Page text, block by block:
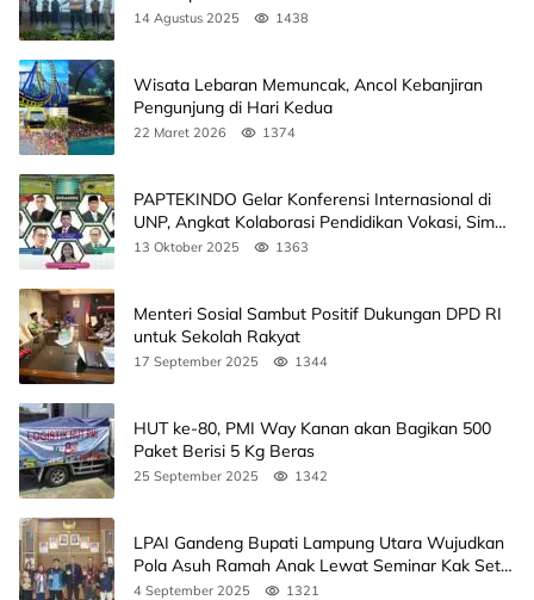
14 Agustus 2025 1438
Wisata Lebaran Memuncak, Ancol Kebanjiran
Pengunjung di Hari Kedua
22 Maret 2026 1374
PAPTEKINDO Gelar Konferensi Internasional di
UNP, Angkat Kolaborasi Pendidikan Vokasi, Simak
Agendanya
13 Oktober 2025 1363
Menteri Sosial Sambut Positif Dukungan DPD RI
untuk Sekolah Rakyat
17 September 2025 1344
HUT ke-80, PMI Way Kanan akan Bagikan 500
Paket Berisi 5 Kg Beras
25 September 2025 1342
LPAI Gandeng Bupati Lampung Utara Wujudkan
Pola Asuh Ramah Anak Lewat Seminar Kak Seto,
Ini Jadwalnya
4 September 2025 1321